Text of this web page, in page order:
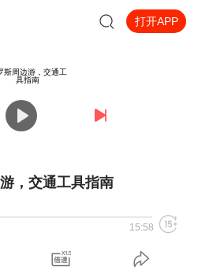
打开APP
，交通工具指南
15:58